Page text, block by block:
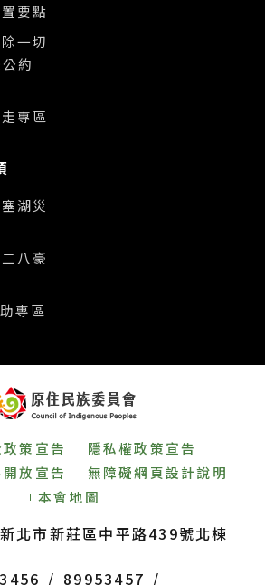
要點
一切
約
專區
湖災
八豪
專區
策宣告
隱私權政策宣告
放宣告
無障礙網頁設計說明
本會地圖
北市新莊區中平路439號北棟
/ 89953457 /